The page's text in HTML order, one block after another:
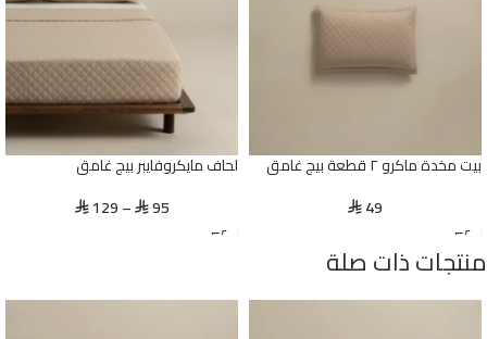
بيت مخدة ماكرو ٢ قطعة بيج غامق
⃁ 49
لحاف مايكروفايبر بيج غامق
⃁95
–
⃁129
منتجات ذات صلة